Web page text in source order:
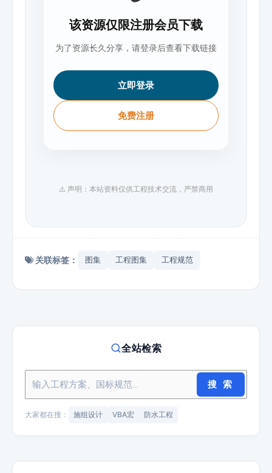
该资源仅限注册会员下载
为了资源长久分享，请登录后查看下载链接
立即登录
免费注册
⚠️ 声明：本站资料仅供工程技术交流，严禁商用
关联标签： 图集 工程图集 工程规范
全站检索
搜 索
大家都在搜： 施组设计 VBA宏 防水工程